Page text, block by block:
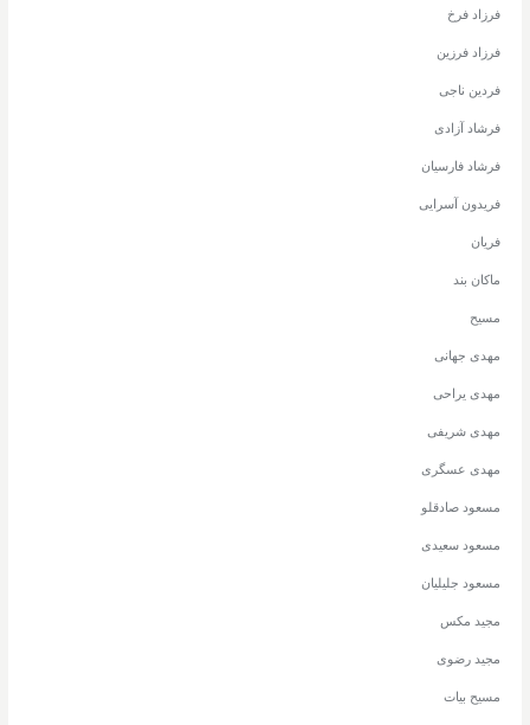
فرزاد فرخ
فرزاد فرزین
فردین ناجی
فرشاد آزادی
فرشاد فارسیان
فریدون آسرایی
فریان
ماکان بند
مسیح
مهدی جهانی
مهدی یراحی
مهدی شریفی
مهدی عسگری
مسعود صادقلو
مسعود سعیدی
مسعود جلیلیان
مجید مکس
مجید رضوی
مسیح بیات